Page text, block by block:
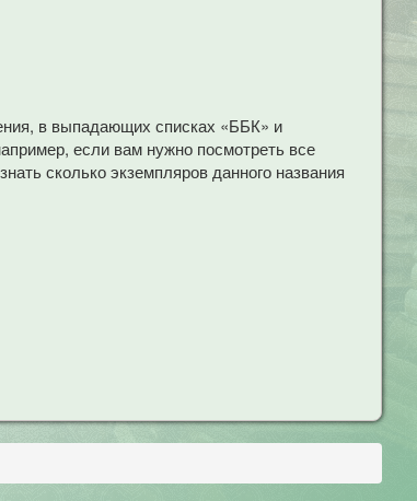
в выпадающих списках «ББК» и
если вам нужно посмотреть все
сколько экземпляров данного названия